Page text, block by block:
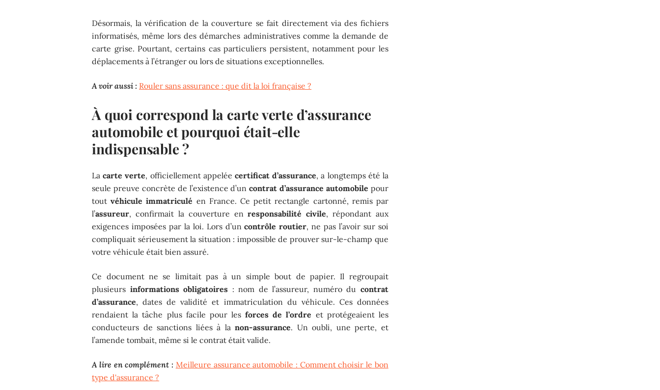
Désormais, la vérification de la couverture se fait directement via des fichiers
informatisés, même lors des démarches administratives comme la demande de
carte grise. Pourtant, certains cas particuliers persistent, notamment pour les
déplacements à l’étranger ou lors de situations exceptionnelles.
A voir aussi : Rouler sans assurance : que dit la loi française ?
À quoi correspond la carte verte d’assurance
automobile et pourquoi était-elle
indispensable ?
Lacarte verte, officiellement appelée certificat d’assurance, a longtemps été la
seule preuve concrète de l’existence d’uncontrat d’assurance automobile pour
toutvéhicule immatriculé en France. Ce petit rectangle cartonné, remis par
l’assureur, confirmait la couverture enresponsabilité civile, répondant aux
exigences imposées par la loi. Lors d’uncontrôle routier, ne pas l’avoir sur soi
compliquait sérieusement la situation : impossible de prouver sur-le-champ que
votre véhicule était bien assuré.
Ce document ne se limitait pas à un simple bout de papier. Il regroupait
plusieurs informations obligatoires : nom de l’assureur, numéro du contrat
d’assurance, dates de validité et immatriculation du véhicule. Ces données
rendaient la tâche plus facile pour lesforces de l’ordre et protégeaient les
conducteurs de sanctions liées à lanon-assurance. Un oubli, une perte, et
l’amende tombait, même si le contrat était valide.
A lire en complément : Meilleure assurance automobile : Comment choisir le bon
type d'assurance ?